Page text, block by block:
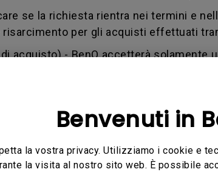
Benvenuti in
la vostra privacy. Utilizziamo i cookie e
la visita al nostro sito web. È possibile
se la richiesta rientra nei termini e
per gli acquisti effettuati
acquisto) - BenQ accetterà solamente
(danno provocato dal cliente) - difetto
Ciò può accadere anche se
merchandise authorization number
che indica un utente che è stato
o la sostituzione. Un numero RMA è